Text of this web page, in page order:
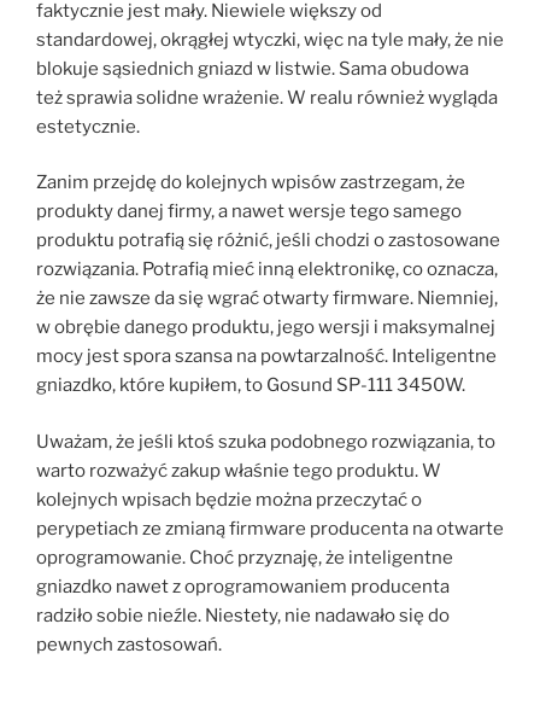
faktycznie jest mały. Niewiele większy od
standardowej, okrągłej wtyczki, więc na tyle mały, że nie
blokuje sąsiednich gniazd w listwie. Sama obudowa
też sprawia solidne wrażenie. W realu również wygląda
estetycznie.
Zanim przejdę do kolejnych wpisów zastrzegam, że
produkty danej firmy, a nawet wersje tego samego
produktu potrafią się różnić, jeśli chodzi o zastosowane
rozwiązania. Potrafią mieć inną elektronikę, co oznacza,
że nie zawsze da się wgrać otwarty firmware. Niemniej,
w obrębie danego produktu, jego wersji i maksymalnej
mocy jest spora szansa na powtarzalność. Inteligentne
gniazdko, które kupiłem, to Gosund SP-111 3450W.
Uważam, że jeśli ktoś szuka podobnego rozwiązania, to
warto rozważyć zakup właśnie tego produktu. W
kolejnych wpisach będzie można przeczytać o
perypetiach ze zmianą firmware producenta na otwarte
oprogramowanie. Choć przyznaję, że inteligentne
gniazdko nawet z oprogramowaniem producenta
radziło sobie nieźle. Niestety, nie nadawało się do
pewnych zastosowań.